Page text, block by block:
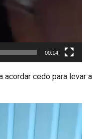
00:14
acordar cedo para levar a